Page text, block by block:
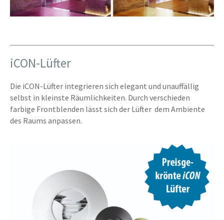
iCON-Lüfter
Die iCON-Lüfter integrieren sich elegant und unauffällig
selbst in kleinste Räumlichkeiten. Durch verschieden
farbige Frontblenden lässt sich der Lüfter dem Ambiente
des Raums anpassen.